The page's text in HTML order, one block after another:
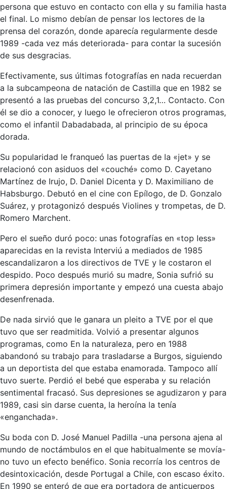
persona que estuvo en contacto con ella y su familia hasta
el final. Lo mismo debían de pensar los lectores de la
prensa del corazón, donde aparecía regularmente desde
1989 -cada vez más deteriorada- para contar la sucesión
de sus desgracias.
Efectivamente, sus últimas fotografías en nada recuerdan
a la subcampeona de natación de Castilla que en 1982 se
presentó a las pruebas del concurso 3,2,1… Contacto. Con
él se dio a conocer, y luego le ofrecieron otros programas,
como el infantil Dabadabada, al principio de su época
dorada.
Su popularidad le franqueó las puertas de la «jet» y se
relacionó con asiduos del «couché» como D. Cayetano
Martínez de Irujo, D. Daniel Dicenta y D. Maximiliano de
Habsburgo. Debutó en el cine con Epílogo, de D. Gonzalo
Suárez, y protagonizó después Violines y trompetas, de D.
Romero Marchent.
Pero el sueño duró poco: unas fotografías en «top less»
aparecidas en la revista Interviú a mediados de 1985
escandalizaron a los directivos de TVE y le costaron el
despido. Poco después murió su madre, Sonia sufrió su
primera depresión importante y empezó una cuesta abajo
desenfrenada.
De nada sirvió que le ganara un pleito a TVE por el que
tuvo que ser readmitida. Volvió a presentar algunos
programas, como En la naturaleza, pero en 1988
abandonó su trabajo para trasladarse a Burgos, siguiendo
a un deportista del que estaba enamorada. Tampoco allí
tuvo suerte. Perdió el bebé que esperaba y su relación
sentimental fracasó. Sus depresiones se agudizaron y para
1989, casi sin darse cuenta, la heroína la tenía
«enganchada».
Su boda con D. José Manuel Padilla -una persona ajena al
mundo de noctámbulos en el que habitualmente se movía-
no tuvo un efecto benéfico. Sonia recorría los centros de
desintoxicación, desde Portugal a Chile, con escaso éxito.
En 1990 se enteró de que era portadora de anticuerpos